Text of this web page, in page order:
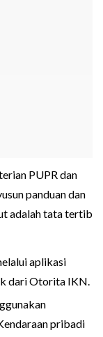
PUPR dan
panduan dan
adalah tata tertib
aplikasi
dari Otorita IKN.
pribadi